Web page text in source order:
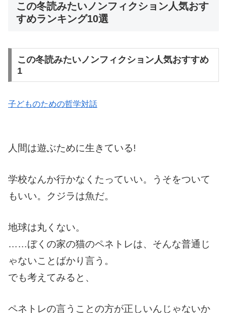
この冬読みたいノンフィクション人気おす
すめランキング10選
この冬読みたいノンフィクション人気おすすめ
1
子どものための哲学対話
人間は遊ぶために生きている!
学校なんか行かなくたっていい。うそをついて
もいい。クジラは魚だ。
地球は丸くない。
……ぼくの家の猫のペネトレは、そんな普通じ
ゃないことばかり言う。
でも考えてみると、
ペネトレの言うことの方が正しいんじゃないか